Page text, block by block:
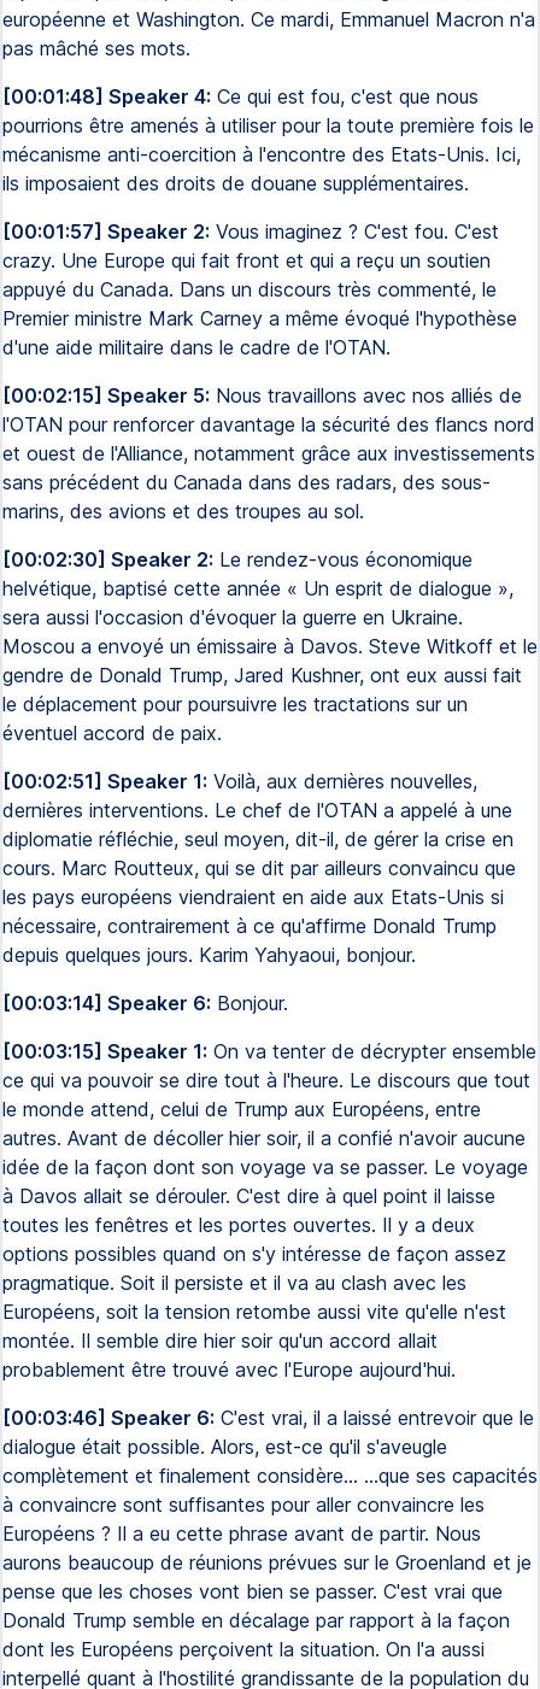
européenne et Washington. Ce mardi, Emmanuel Macron n'a
pas mâché ses mots.
[00:01:48] Speaker 4: Ce qui est fou, c'est que nous
pourrions être amenés à utiliser pour la toute première fois le
mécanisme anti-coercition à l'encontre des Etats-Unis. Ici,
ils imposaient des droits de douane supplémentaires.
[00:01:57] Speaker 2: Vous imaginez ? C'est fou. C'est
crazy. Une Europe qui fait front et qui a reçu un soutien
appuyé du Canada. Dans un discours très commenté, le
Premier ministre Mark Carney a même évoqué l'hypothèse
d'une aide militaire dans le cadre de l'OTAN.
[00:02:15] Speaker 5: Nous travaillons avec nos alliés de
l'OTAN pour renforcer davantage la sécurité des flancs nord
et ouest de l'Alliance, notamment grâce aux investissements
sans précédent du Canada dans des radars, des sous-
marins, des avions et des troupes au sol.
[00:02:30] Speaker 2: Le rendez-vous économique
helvétique, baptisé cette année « Un esprit de dialogue »,
sera aussi l'occasion d'évoquer la guerre en Ukraine.
Moscou a envoyé un émissaire à Davos. Steve Witkoff et le
gendre de Donald Trump, Jared Kushner, ont eux aussi fait
le déplacement pour poursuivre les tractations sur un
éventuel accord de paix.
[00:02:51] Speaker 1: Voilà, aux dernières nouvelles,
dernières interventions. Le chef de l'OTAN a appelé à une
diplomatie réfléchie, seul moyen, dit-il, de gérer la crise en
cours. Marc Routteux, qui se dit par ailleurs convaincu que
les pays européens viendraient en aide aux Etats-Unis si
nécessaire, contrairement à ce qu'affirme Donald Trump
depuis quelques jours. Karim Yahyaoui, bonjour.
[00:03:14] Speaker 6: Bonjour.
[00:03:15] Speaker 1: On va tenter de décrypter ensemble
ce qui va pouvoir se dire tout à l'heure. Le discours que tout
le monde attend, celui de Trump aux Européens, entre
autres. Avant de décoller hier soir, il a confié n'avoir aucune
idée de la façon dont son voyage va se passer. Le voyage
à Davos allait se dérouler. C'est dire à quel point il laisse
toutes les fenêtres et les portes ouvertes. Il y a deux
options possibles quand on s'y intéresse de façon assez
pragmatique. Soit il persiste et il va au clash avec les
Européens, soit la tension retombe aussi vite qu'elle n'est
montée. Il semble dire hier soir qu'un accord allait
probablement être trouvé avec l'Europe aujourd'hui.
[00:03:46] Speaker 6: C'est vrai, il a laissé entrevoir que le
dialogue était possible. Alors, est-ce qu'il s'aveugle
complètement et finalement considère... ...que ses capacités
à convaincre sont suffisantes pour aller convaincre les
Européens ? Il a eu cette phrase avant de partir. Nous
aurons beaucoup de réunions prévues sur le Groenland et je
pense que les choses vont bien se passer. C'est vrai que
Donald Trump semble en décalage par rapport à la façon
dont les Européens perçoivent la situation. On l'a aussi
interpellé quant à l'hostilité grandissante de la population du